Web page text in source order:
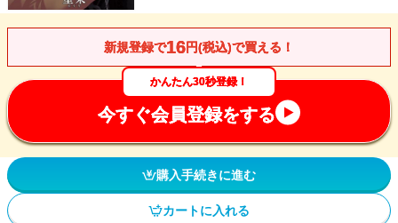
新規登録で16円(税込)で買える！
かんたん30秒登録！
今すぐ会員登録をする
購入手続きに進む
カートに入れる